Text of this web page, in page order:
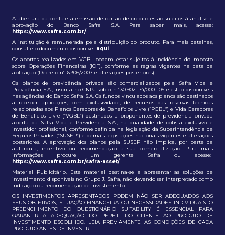
A abertura da conta e a emissão de cartão de crédito estão sujeitos à análise e
aprovação do Banco Safra S.A. Para saber mais, acesse:
https://www.safra.com.br/
A instituição é remunerada pela distribuição do produto. Para mais detalhes,
consulte o documento disponível aqui.
Os aportes realizados em VGBL podem estar sujeitos à incidência do Imposto
sobre Operações Financeiras (IOF), conforme as regras vigentes na data da
aplicação (Decreto nº 6.306/2007 e alterações posteriores).
Os planos de previdência privada são comercializados pela Safra Vida e
Previdência S.A., inscrita no CNPJ sob o nº 30.902.174/0001-05 e estão disponíveis
nas agências do Banco Safra S.A. Os fundos vinculados aos planos são destinados
a receber aplicações, com exclusividade, de recursos das reservas técnicas
relacionadas aos Planos Geradores de Benefícios Livre (“PGBL”) e Vida Geradores
de Benefícios Livre (“VGBL”) destinados a proponentes de previdência privada
aberta da Safra Vida e Previdência S.A., na qualidade de cotista exclusivo e
investidor profissional, conforme definida na legislação da Superintendência de
Seguros Privados (“SUSEP”) e demais legislações nacionais vigentes e alterações
posteriores. A aprovação dos planos pela SUSEP não implica, por parte da
autarquia, incentivo ou recomendação a sua comercialização. Para mais
informações procure um gerente Safra ou acesse:
https://www.safra.com.br/safra-asset/.
Material Publicitário. Este material destina-se a apresentar as soluções de
investimento disponíveis no Grupo J. Safra, não devendo ser interpretado como
indicação ou recomendação de investimento.
OS INVESTIMENTOS APRESENTADOS PODEM NÃO SER ADEQUADOS AOS
SEUS OBJETIVOS, SITUAÇÃO FINANCEIRA OU NECESSIDADES INDIVIDUAIS. O
PREENCHIMENTO DO QUESTIONÁRIO SUITABILITY É ESSENCIAL PARA
GARANTIR A ADEQUAÇÃO DO PERFIL DO CLIENTE AO PRODUTO DE
INVESTIMENTO ESCOLHIDO. LEIA PREVIAMENTE AS CONDIÇÕES DE CADA
PRODUTO ANTES DE INVESTIR.